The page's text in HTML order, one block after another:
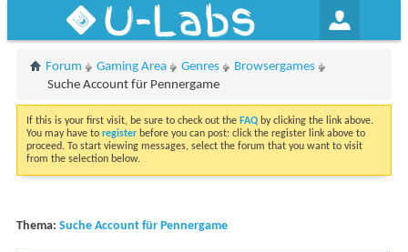
U-Labs
Forum Gaming Area Genres
Browsergames
Suche Account für Pennergame
If this is your first visit, be sure to check out the FAQ by clicking the link above.
You may have to register before you can post: click the register link above to
proceed. To start viewing messages, select the forum that you want to visit
from the selection below.
Thema: Suche Account für Pennergame